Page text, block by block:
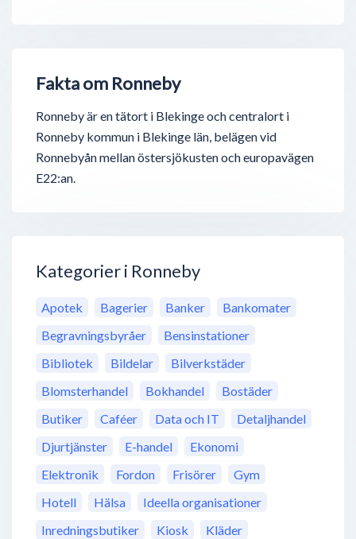
Fakta om Ronneby
Ronneby är en tätort i Blekinge och centralort i
Ronneby kommun i Blekinge län, belägen vid
Ronnebyån mellan östersjökusten och europavägen
E22:an.
Kategorier i Ronneby
Apotek Bagerier Banker
Bankomater
Begravningsbyråer
Bensinstationer
Bibliotek
Bildelar
Bilverkstäder
Blomsterhandel
Bokhandel
Bostäder
Butiker
Caféer Data och IT
Detaljhandel
Djurtjänster
E-handel
Ekonomi
Elektronik
Fordon Frisörer
Gym
Hotell
Hälsa
Ideella organisationer
Inredningsbutiker
Kiosk
Kläder